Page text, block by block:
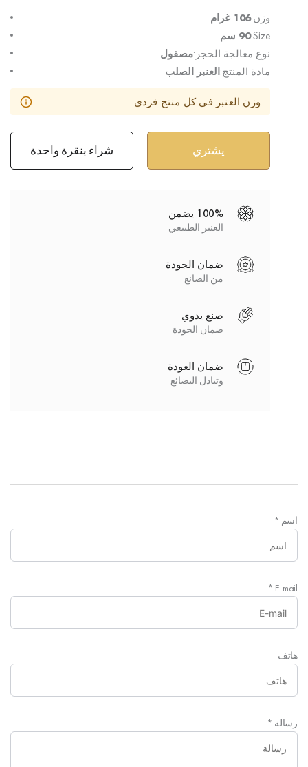
وزن:106 غرام
Size:90 سم
نوع معالجة الحجر:مصقول
مادة المنتج:العنبر الصلب
وزن العنبر في كل منتج فردي
شراء بنقرة واحدة
100% يضمن
العنبر الطبيعي
ضمان الجودة
من الصانع
صنع يدوي
ضمان الجودة
ضمان العودة
وتبادل البضائع
اسم *
E-mail
*
هاتف
رسالة *